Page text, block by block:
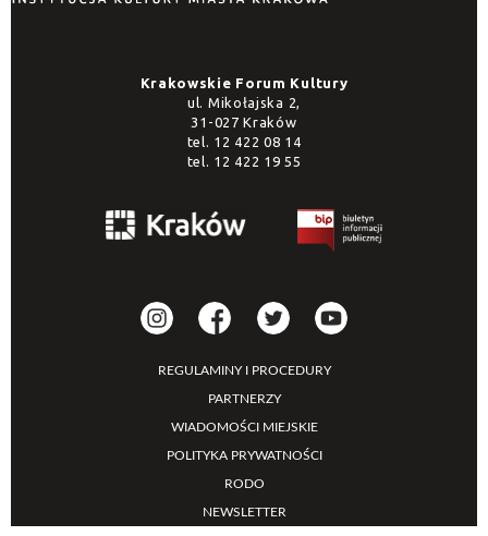
Krakowskie Forum Kultury
ul. Mikołajska 2,
31-027 Kraków
tel. 12 422 08 14
tel. 12 422 19 55
REGULAMINY I PROCEDURY
PARTNERZY
WIADOMOŚCI MIEJSKIE
POLITYKA PRYWATNOŚCI
RODO
NEWSLETTER